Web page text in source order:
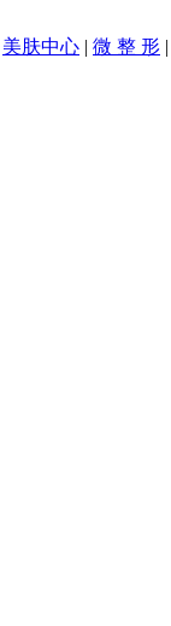
美肤中心 | 微 整 形